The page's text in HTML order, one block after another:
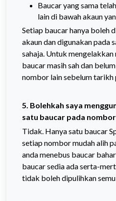
Baucar yang sama
lain di bawah akaun
Setiap baucar hanya boleh
akaun dan digunakan pada
sahaja. Untuk mengelakkan
baucar masih sah dan
nombor lain sebelum tarikh
5. Bolehkah saya
satu baucar pada
Tidak. Hanya satu baucar
setiap nombor mudah alih
anda menebus baucar
baucar sedia ada serta-
tidak boleh dipulihkan